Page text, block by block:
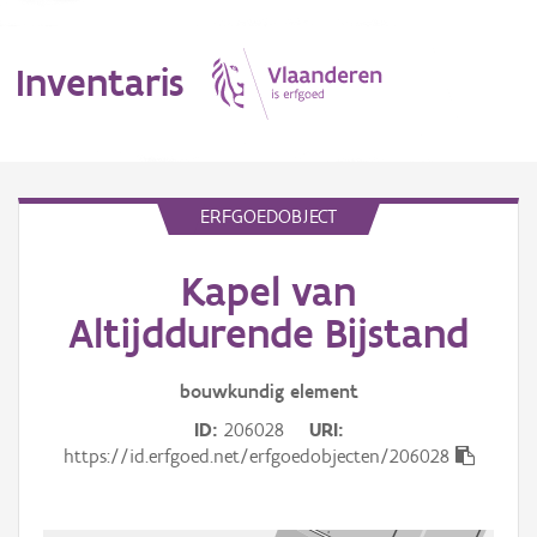
Inventaris
Aanduidingsobject
Thema
ERFGOEDOBJECT
Kapel van
Altijddurende Bijstand
bouwkundig element
ID 206028
URI
https://id.erfgoed.net/erfgoedobjecten/206028